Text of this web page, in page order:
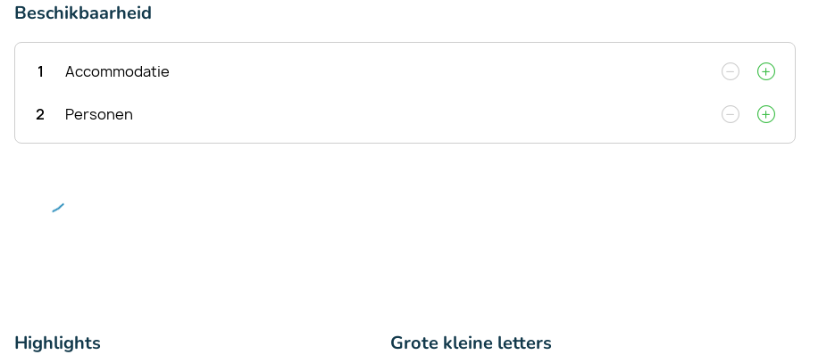
Beschikbaarheid
1 Accommodatie
2 Personen
Highlights Grote kleine letters